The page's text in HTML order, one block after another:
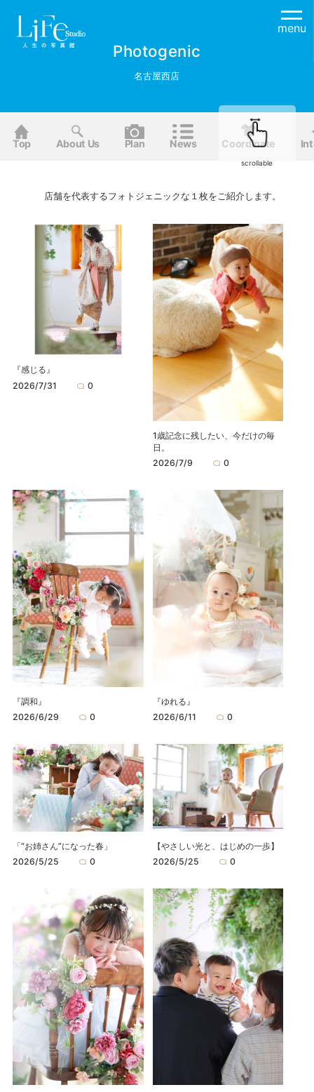
menu
Photogenic
名古屋西店
Top About Us Plan News Coordinate
店舗を代表するフォトジェニックな１枚をご紹介します。
『感じる』
2026/7/31
0
1歳記念に残したい、今だけの毎
日。
2026/7/9
0
『調和』
2026/6/29
0
『ゆれる』
2026/6/11
0
「“お姉さん”になった春」
2026/5/25
0
【やさしい光と、はじめの一歩】
2026/5/25
0